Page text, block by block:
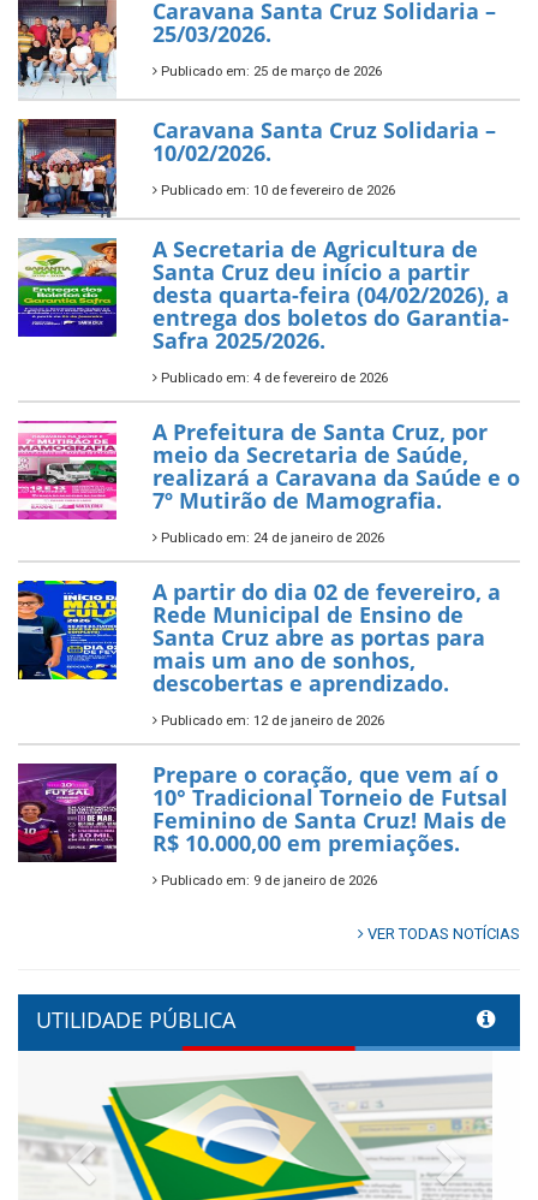
Caravana Santa Cruz Solidaria –
25/03/2026.
Publicado em: 25 de março de 2026
Caravana Santa Cruz Solidaria –
10/02/2026.
Publicado em: 10 de fevereiro de 2026
A Secretaria de Agricultura de
Santa Cruz deu início a partir
desta quarta-feira (04/02/2026), a
entrega dos boletos do Garantia-
Safra 2025/2026.
Publicado em: 4 de fevereiro de 2026
A Prefeitura de Santa Cruz, por
meio da Secretaria de Saúde,
realizará a Caravana da Saúde e o
7º Mutirão de Mamografia.
Publicado em: 24 de janeiro de 2026
A partir do dia 02 de fevereiro, a
Rede Municipal de Ensino de
Santa Cruz abre as portas para
mais um ano de sonhos,
descobertas e aprendizado.
Publicado em: 12 de janeiro de 2026
Prepare o coração, que vem aí o
10° Tradicional Torneio de Futsal
Feminino de Santa Cruz! Mais de
R$ 10.000,00 em premiações.
Publicado em: 9 de janeiro de 2026
VER TODAS NOTÍCIAS
UTILIDADE PÚBLICA
Previous